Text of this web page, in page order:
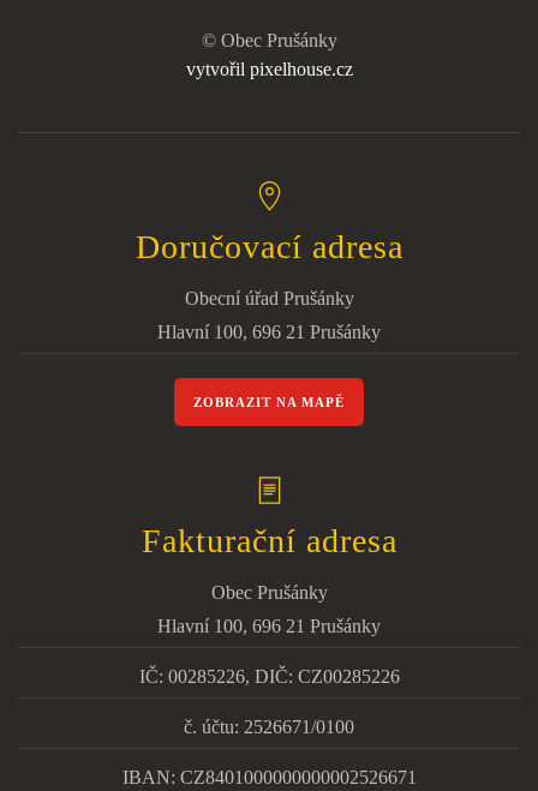
© Obec Prušánky
vytvořil pixelhouse.cz
Doručovací adresa
Obecní úřad Prušánky
Hlavní 100, 696 21 Prušánky
ZOBRAZIT NA MAPĚ
Fakturační adresa
Obec Prušánky
Hlavní 100, 696 21 Prušánky
IČ: 00285226, DIČ: CZ00285226
č. účtu: 2526671/0100
IBAN: CZ8401000000000002526671